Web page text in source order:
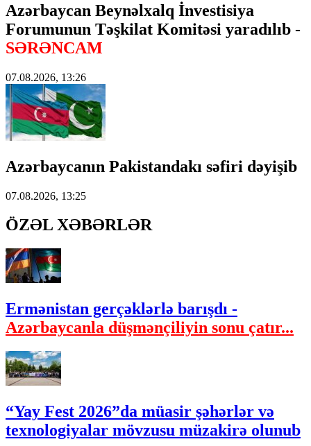
Azərbaycan Beynəlxalq İnvestisiya
Forumunun Təşkilat Komitəsi yaradılıb -
SƏRƏNCAM
07.08.2026, 13:26
Azərbaycanın Pakistandakı səfiri dəyişib
07.08.2026, 13:25
ÖZƏL XƏBƏRLƏR
Ermənistan gerçəklərlə barışdı -
Azərbaycanla düşmənçiliyin sonu çatır...
“Yay Fest 2026”da müasir şəhərlər və
texnologiyalar mövzusu müzakirə olunub